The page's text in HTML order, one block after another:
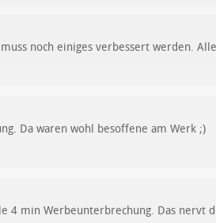
noch einiges verbessert werden.
Da waren wohl besoffene am Werk ;)
4 min Werbeunterbrechung. Das nervt